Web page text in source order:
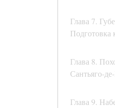
Глава 7.
Подготовка
Глава 8.
Сантьяго-
Глава 9.